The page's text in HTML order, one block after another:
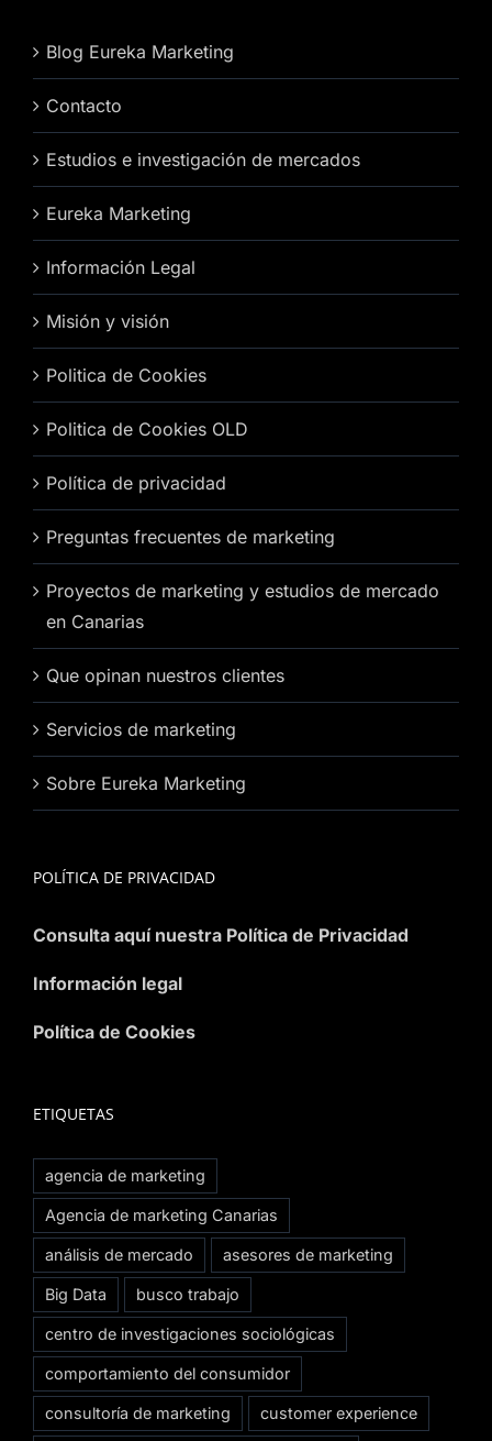
Blog Eureka Marketing
Contacto
Estudios e investigación de mercados
Eureka Marketing
Información Legal
Misión y visión
Politica de Cookies
Politica de Cookies OLD
Política de privacidad
Preguntas frecuentes de marketing
Proyectos de marketing y estudios de mercado
en Canarias
Que opinan nuestros clientes
Servicios de marketing
Sobre Eureka Marketing
POLÍTICA DE PRIVACIDAD
Consulta aquí nuestra Política de Privacidad
Información legal
Política de Cookies
ETIQUETAS
agencia de marketing
Agencia de marketing Canarias
análisis de mercado asesores de marketing
Big Data busco trabajo
centro de investigaciones sociológicas
comportamiento del consumidor
consultoría de marketing customer experience